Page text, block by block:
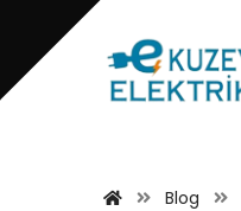
Blog